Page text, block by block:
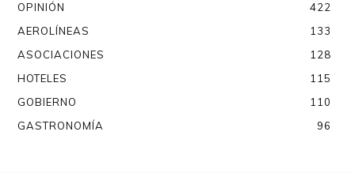
OPINIÓN
422
AEROLÍNEAS
133
ASOCIACIONES
128
HOTELES
115
GOBIERNO
110
GASTRONOMÍA
96